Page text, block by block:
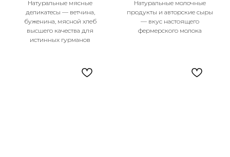
Натуральные мясные
деликатесы — ветчина,
буженина, мясной хлеб
высшего качества для
истинных гурманов
Натуральные молочные
продукты и авторские сыры
— вкус настоящего
фермерского молока
Контакты